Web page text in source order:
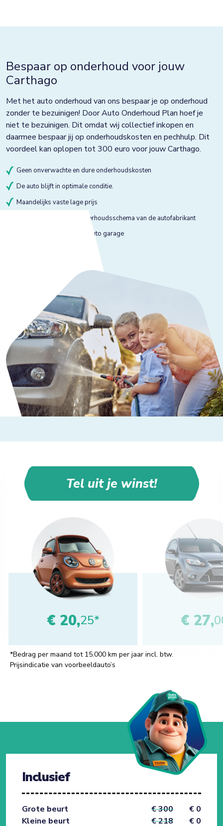
Bespaar op onderhoud voor jouw
Carthago
Met het auto onderhoud van ons bespaar je op onderhoud
zonder te bezuinigen! Door Auto Onderhoud Plan hoef je
niet te bezuinigen. Dit omdat wij collectief inkopen en
daarmee bespaar jij op onderhoudskosten en pechhulp. Dit
voordeel kan oplopen tot 300 euro voor jouw Carthago.
Geen onverwachte en dure onderhoudskosten
De auto blijft in optimale conditie.
Maandelijks vaste lage prijs
Onderhoud volgens onderhoudsschema van de autofabrikant
Onderhoud bij gekeurde auto garage
Tel uit je winst!
€ 20,25* € 27,
*Bedrag per maand tot 15.000 km per jaar incl. btw.
Prijsindicatie van voorbeeldauto’s
Inclusief
Grote beurt € 300
€ 0
Kleine beurt
€ 218 € 0